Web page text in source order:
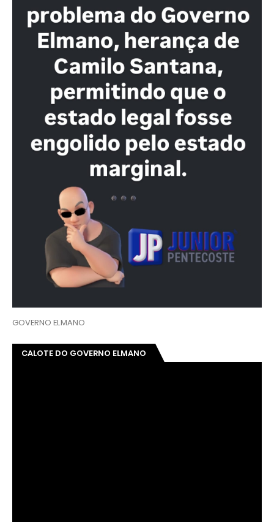
GOVERNO ELMANO
CALOTE DO GOVERNO ELMANO